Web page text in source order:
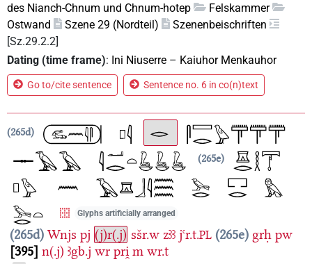
des Nianch-Chnum und Chnum-hotep
Felskammer
Ostwand
Szene 29 (Nordteil)
Szenenbeischriften
[Sz.29.2.2]
Dating (time frame): Ini Niuserre – Kaiuhor Menkauhor
Go to/cite sentence Sentence no. 6 in co(n)text
265d
265e
Glyphs artificially arranged
265d Wnjs pj (j)r(.j) sšr.w zꜣꜣ jꜥr.t.PL 265e grḥ pw
395 n(.j) ꜣgb.j wr pri̯ m wr.t